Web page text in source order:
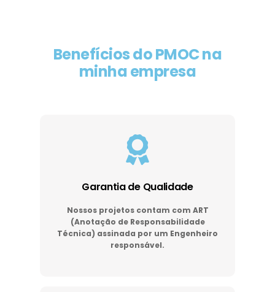
Benefícios do PMOC na
minha empresa
Garantia de Qualidade
Nossos projetos contam com ART
(Anotação de Responsabilidade
Técnica) assinada por um Engenheiro
responsável.